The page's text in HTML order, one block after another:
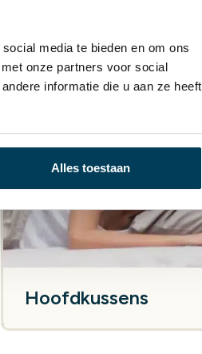
media te bieden en om ons
onze partners voor social
informatie die u aan ze heeft
Alles toestaan
Hoofdkussens